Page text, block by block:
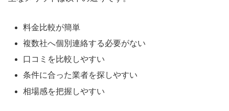
料金比較が簡単
複数社へ個別連絡する必要がない
口コミを比較しやすい
条件に合った業者を探しやすい
相場感を把握しやすい